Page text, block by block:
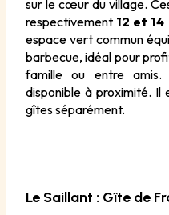
sur le cœur du village.
respectivement 12 et
espace vert commun
barbecue, idéal pour
famille ou entre
disponible à proximité. Il
gîtes séparément.
Le Saillant : Gîte de